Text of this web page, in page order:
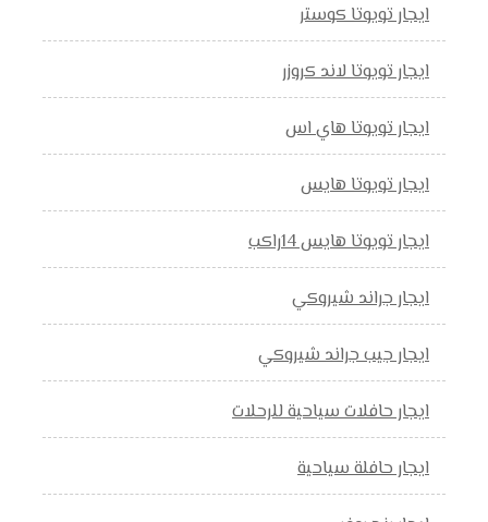
ايجار تويوتا كوستر
ايجار تويوتا لاند كروزر
ايجار تويوتا هاي اس
ايجار تويوتا هايس
ايجار تويوتا هايس 14راكب
ايجار جراند شيروكي
ايجار جيب جراند شيروكي
ايجار حافلات سياحية للرحلات
ايجار حافلة سياحية